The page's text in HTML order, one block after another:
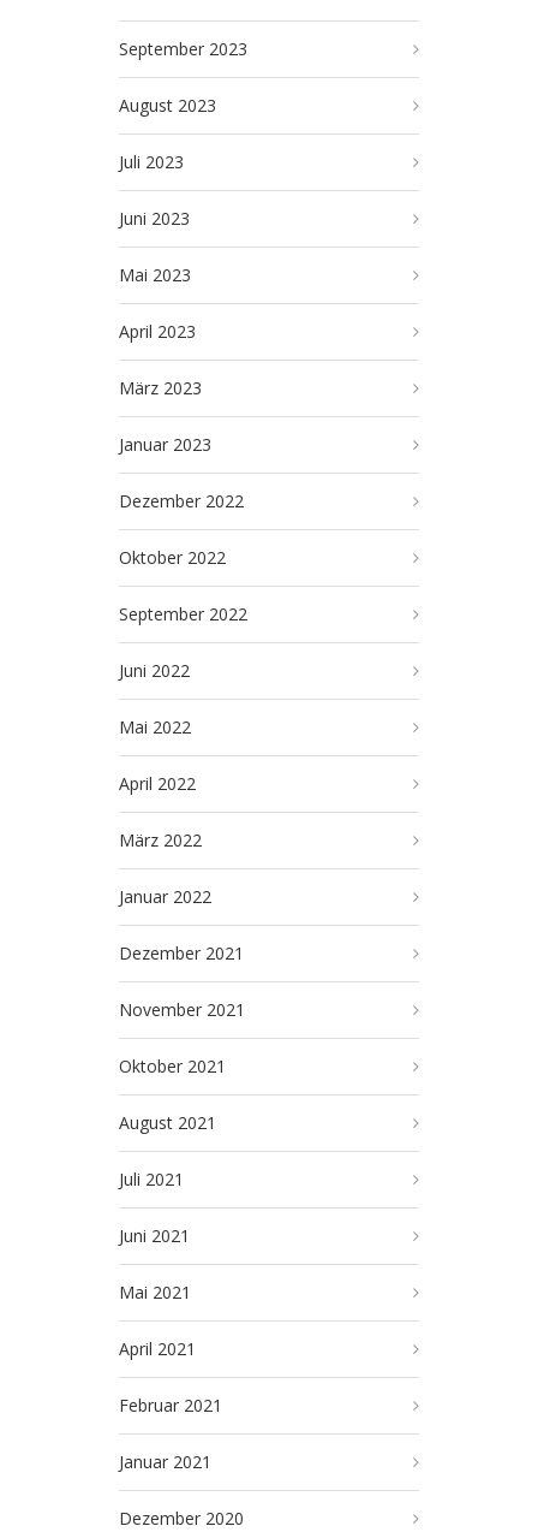
September 2023
August 2023
Juli 2023
Juni 2023
Mai 2023
April 2023
März 2023
Januar 2023
Dezember 2022
Oktober 2022
September 2022
Juni 2022
Mai 2022
April 2022
März 2022
Januar 2022
Dezember 2021
November 2021
Oktober 2021
August 2021
Juli 2021
Juni 2021
Mai 2021
April 2021
Februar 2021
Januar 2021
Dezember 2020